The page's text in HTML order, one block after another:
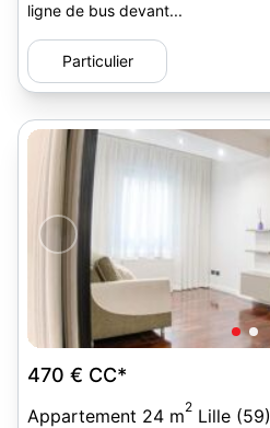
ligne de bus devant...
Particulier
470 € CC*
Appartement 24 m2 Lille (59)